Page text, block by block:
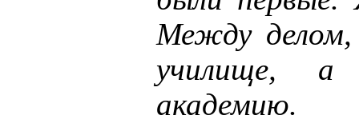
Между делом,
училище,
академию.